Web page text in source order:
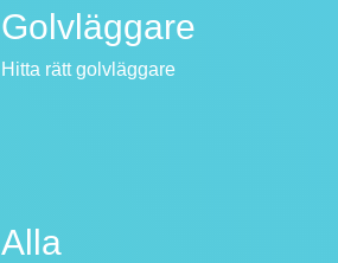
Golvläggare
Hitta rätt golvläggare
Alla